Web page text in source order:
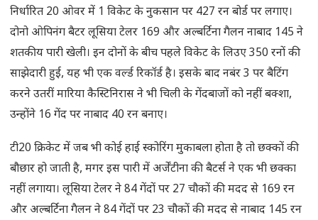
निर्धारित 20 ओवर में 1 विकेट के नुकसान पर 427 रन बोर्ड पर लगाए।
दोनो ओपिनंग बैटर लूसिया टेलर 169 और अल्बर्टिना गैलन नाबाद 145 ने
शतकीय पारी खेली। इन दोनों के बीच पहले विकेट के लिउए 350 रनों की
साझेदारी हुई, यह भी एक वर्ल्ड रिकॉर्ड है। इसके बाद नबंर 3 पर बैटिंग
करने उतरीं मारिया कैस्टिनिरास ने भी चिली के गेंदबाजों को नहीं बक्शा,
उन्होंने 16 गेंद पर नाबाद 40 रन बनाए।
टी20 क्रिकेट में जब भी कोई हाई स्कोरिंग मुकाबला होता है तो छक्कों की
बौछार हो जाती है, मगर इस पारी में अर्जेंटीना की बैटर्स ने एक भी छक्का
नहीं लगाया। लूसिया टेलर ने 84 गेंदों पर 27 चौकों की मदद से 169 रन
और अल्बर्टिना गैलन ने 84 गेंदों पर 23 चौकों की मदद से नाबाद 145 रन